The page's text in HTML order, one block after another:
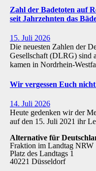
Zahl der Badetoten auf
seit Jahrzehnten das
15. Juli 2026
Die neuesten Zahlen der
Gesellschaft (DLRG) sind
kamen in Nordrhein-
Wir vergessen Euch
14. Juli 2026
Heute gedenken wir der
auf den 15. Juli 2021 ihr
Alternative für
Fraktion im Landtag NRW
Platz des Landtags 1
40221 Düsseldorf